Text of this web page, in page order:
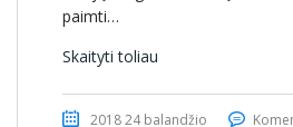
paimti…
Skaityti toliau
2018 24 balandžio